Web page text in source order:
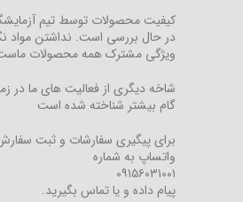
کیفیت محصولات توسط تیم
در حال بررسی است. نداشتن مواد
ویژگی مشترک همه محصولات
شاخه دیگری از فعالیت های ما در
گام بیشتر شناخته شده است
برای پیگیری سفارشات و ثبت سفارش
واتساپ به شماره
۰۹۱۵۶۰۳۱۰۰۱
پیام داده و یا تماس بگیرید.